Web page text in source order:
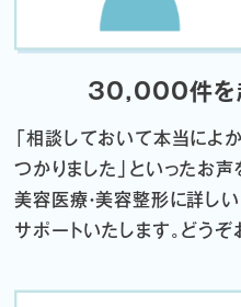
30,000件を
「相談しておいて本当によ
つかりました」 といったお声
美容医療・美容整形に詳し
サポートいたします。 どうぞ